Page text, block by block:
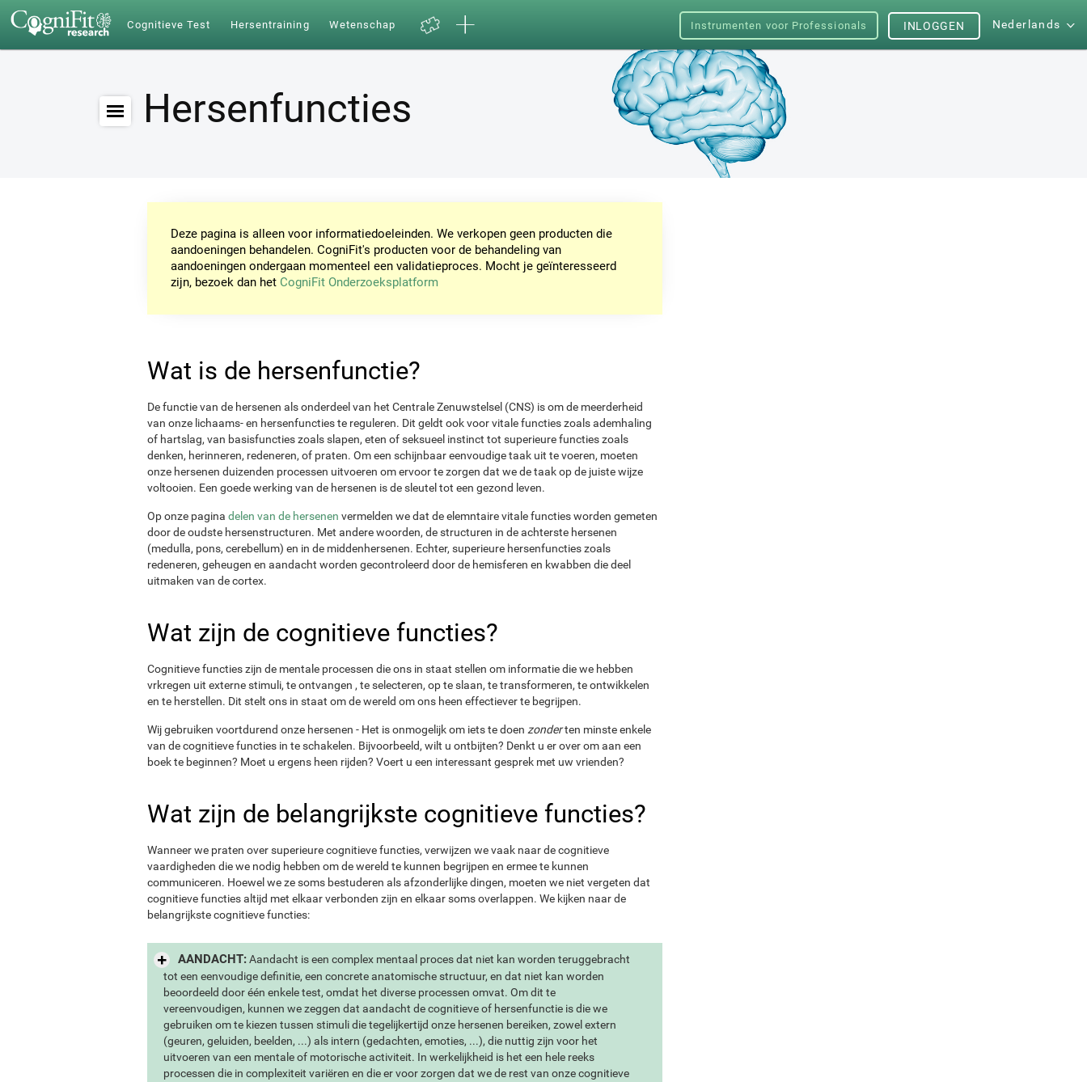
Cognitieve Test Hersentraining Wetenschap Instrumenten voor Professionals Nederlands
INLOGGEN
Hersenfuncties
Deze pagina is alleen voor informatiedoeleinden. We verkopen geen producten die
aandoeningen behandelen. CogniFit's producten voor de behandeling van
aandoeningen ondergaan momenteel een validatieproces. Mocht je geïnteresseerd
zijn, bezoek dan het CogniFit Onderzoeksplatform
Wat is de hersenfunctie?
De functie van de hersenen als onderdeel van het Centrale Zenuwstelsel (CNS) is om de meerderheid
van onze lichaams- en hersenfuncties te reguleren. Dit geldt ook voor vitale functies zoals ademhaling
of hartslag, van basisfuncties zoals slapen, eten of seksueel instinct tot superieure functies zoals
denken, herinneren, redeneren, of praten. Om een schijnbaar eenvoudige taak uit te voeren, moeten
onze hersenen duizenden processen uitvoeren om ervoor te zorgen dat we de taak op de juiste wijze
voltooien. Een goede werking van de hersenen is de sleutel tot een gezond leven.
Op onze pagina delen van de hersenen vermelden we dat de elemntaire vitale functies worden gemeten
door de oudste hersenstructuren. Met andere woorden, de structuren in de achterste hersenen
(medulla, pons, cerebellum) en in de middenhersenen. Echter, superieure hersenfuncties zoals
redeneren, geheugen en aandacht worden gecontroleerd door de hemisferen en kwabben die deel
uitmaken van de cortex.
Wat zijn de cognitieve functies?
Cognitieve functies zijn de mentale processen die ons in staat stellen om informatie die we hebben
vrkregen uit externe stimuli, te ontvangen , te selecteren, op te slaan, te transformeren, te ontwikkelen
en te herstellen. Dit stelt ons in staat om de wereld om ons heen effectiever te begrijpen.
Wij gebruiken voortdurend onze hersenen - Het is onmogelijk om iets te doen zonderten minste enkele
van de cognitieve functies in te schakelen. Bijvoorbeeld, wilt u ontbijten? Denkt u er over om aan een
boek te beginnen? Moet u ergens heen rijden? Voert u een interessant gesprek met uw vrienden?
Wat zijn de belangrijkste cognitieve functies?
Wanneer we praten over superieure cognitieve functies, verwijzen we vaak naar de cognitieve
vaardigheden die we nodig hebben om de wereld te kunnen begrijpen en ermee te kunnen
communiceren. Hoewel we ze soms bestuderen als afzonderlijke dingen, moeten we niet vergeten dat
cognitieve functies altijd met elkaar verbonden zijn en elkaar soms overlappen. We kijken naar de
belangrijkste cognitieve functies:
AANDACHT:Aandacht is een complex mentaal proces dat niet kan worden teruggebracht
tot een eenvoudige definitie, een concrete anatomische structuur, en dat niet kan worden
beoordeeld door één enkele test, omdat het diverse processen omvat. Om dit te
vereenvoudigen, kunnen we zeggen dat aandacht de cognitieve of hersenfunctie is die we
gebruiken om te kiezen tussen stimuli die tegelijkertijd onze hersenen bereiken, zowel extern
(geuren, geluiden, beelden, ...) als intern (gedachten, emoties, ...), die nuttig zijn voor het
uitvoeren van een mentale of motorische activiteit. In werkelijkheid is het een hele reeks
processen die in complexiteit variëren en die er voor zorgen dat we de rest van onze cognitieve